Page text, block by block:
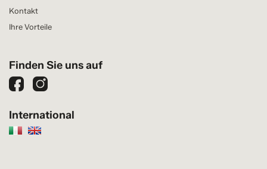
Kontakt
Ihre Vorteile
Finden Sie uns auf
International